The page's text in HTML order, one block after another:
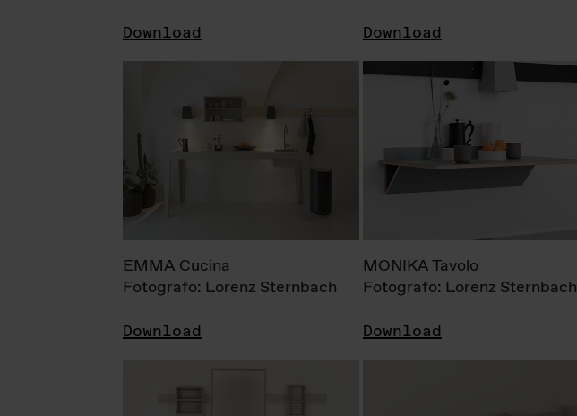
Download Download
EMMA Cucina
Fotografo: Lorenz Sternbach
Download
MONIKA Tavolo
Fotografo: Lorenz Sternbach
Download